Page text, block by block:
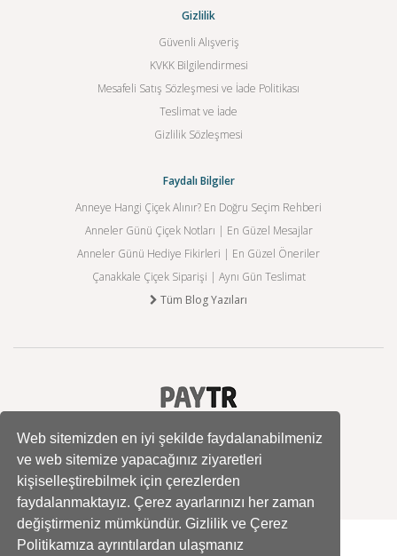
Web sitemizden en iyi şekilde faydalanabilmeniz
ve web sitemize yapacağınız ziyaretleri
kişiselleştirebilmek için çerezlerden
faydalanmaktayız. Çerez ayarlarınızı her zaman
değiştirmeniz mümkündür. Gizlilik ve Çerez
Politikamıza ayrıntılardan ulaşmanız
Gizlilik
Güvenli Alışveriş
KVKK Bilgilendirmesi
Mesafeli Satış Sözleşmesi ve İade Politikası
Teslimat ve İade
Gizlilik Sözleşmesi
Faydalı Bilgiler
Anneye Hangi Çiçek Alınır? En Doğru Seçim Rehberi
Anneler Günü Çiçek Notları | En Güzel Mesajlar
Anneler Günü Hediye Fikirleri | En Güzel Öneriler
Çanakkale Çiçek Siparişi | Aynı Gün Teslimat
Tüm Blog Yazıları